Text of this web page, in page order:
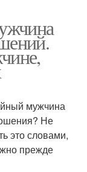
мужчина
Не
это словами,
прежде